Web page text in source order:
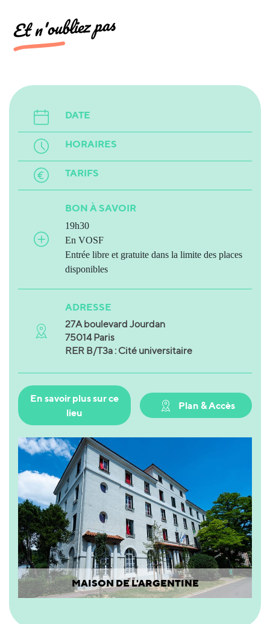
Et n'oubliez pas
DATE
HORAIRES
TARIFS
BON À SAVOIR
19h30
En VOSF
Entrée libre et gratuite dans la limite des places
disponibles
ADRESSE
27A boulevard Jourdan
75014 Paris
RER B/T3a : Cité universitaire
En savoir plus sur ce
lieu
Plan & Accès
MAISON DE L'ARGENTINE